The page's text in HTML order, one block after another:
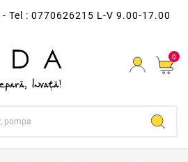
- Tel : 0770626215 L-V 9.00-17.00
0